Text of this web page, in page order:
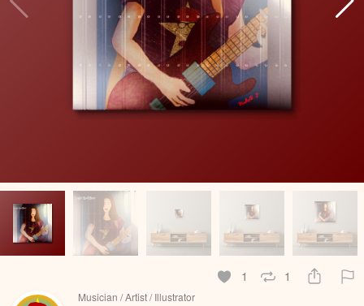
1 1
Musician / Artist / Illustrator